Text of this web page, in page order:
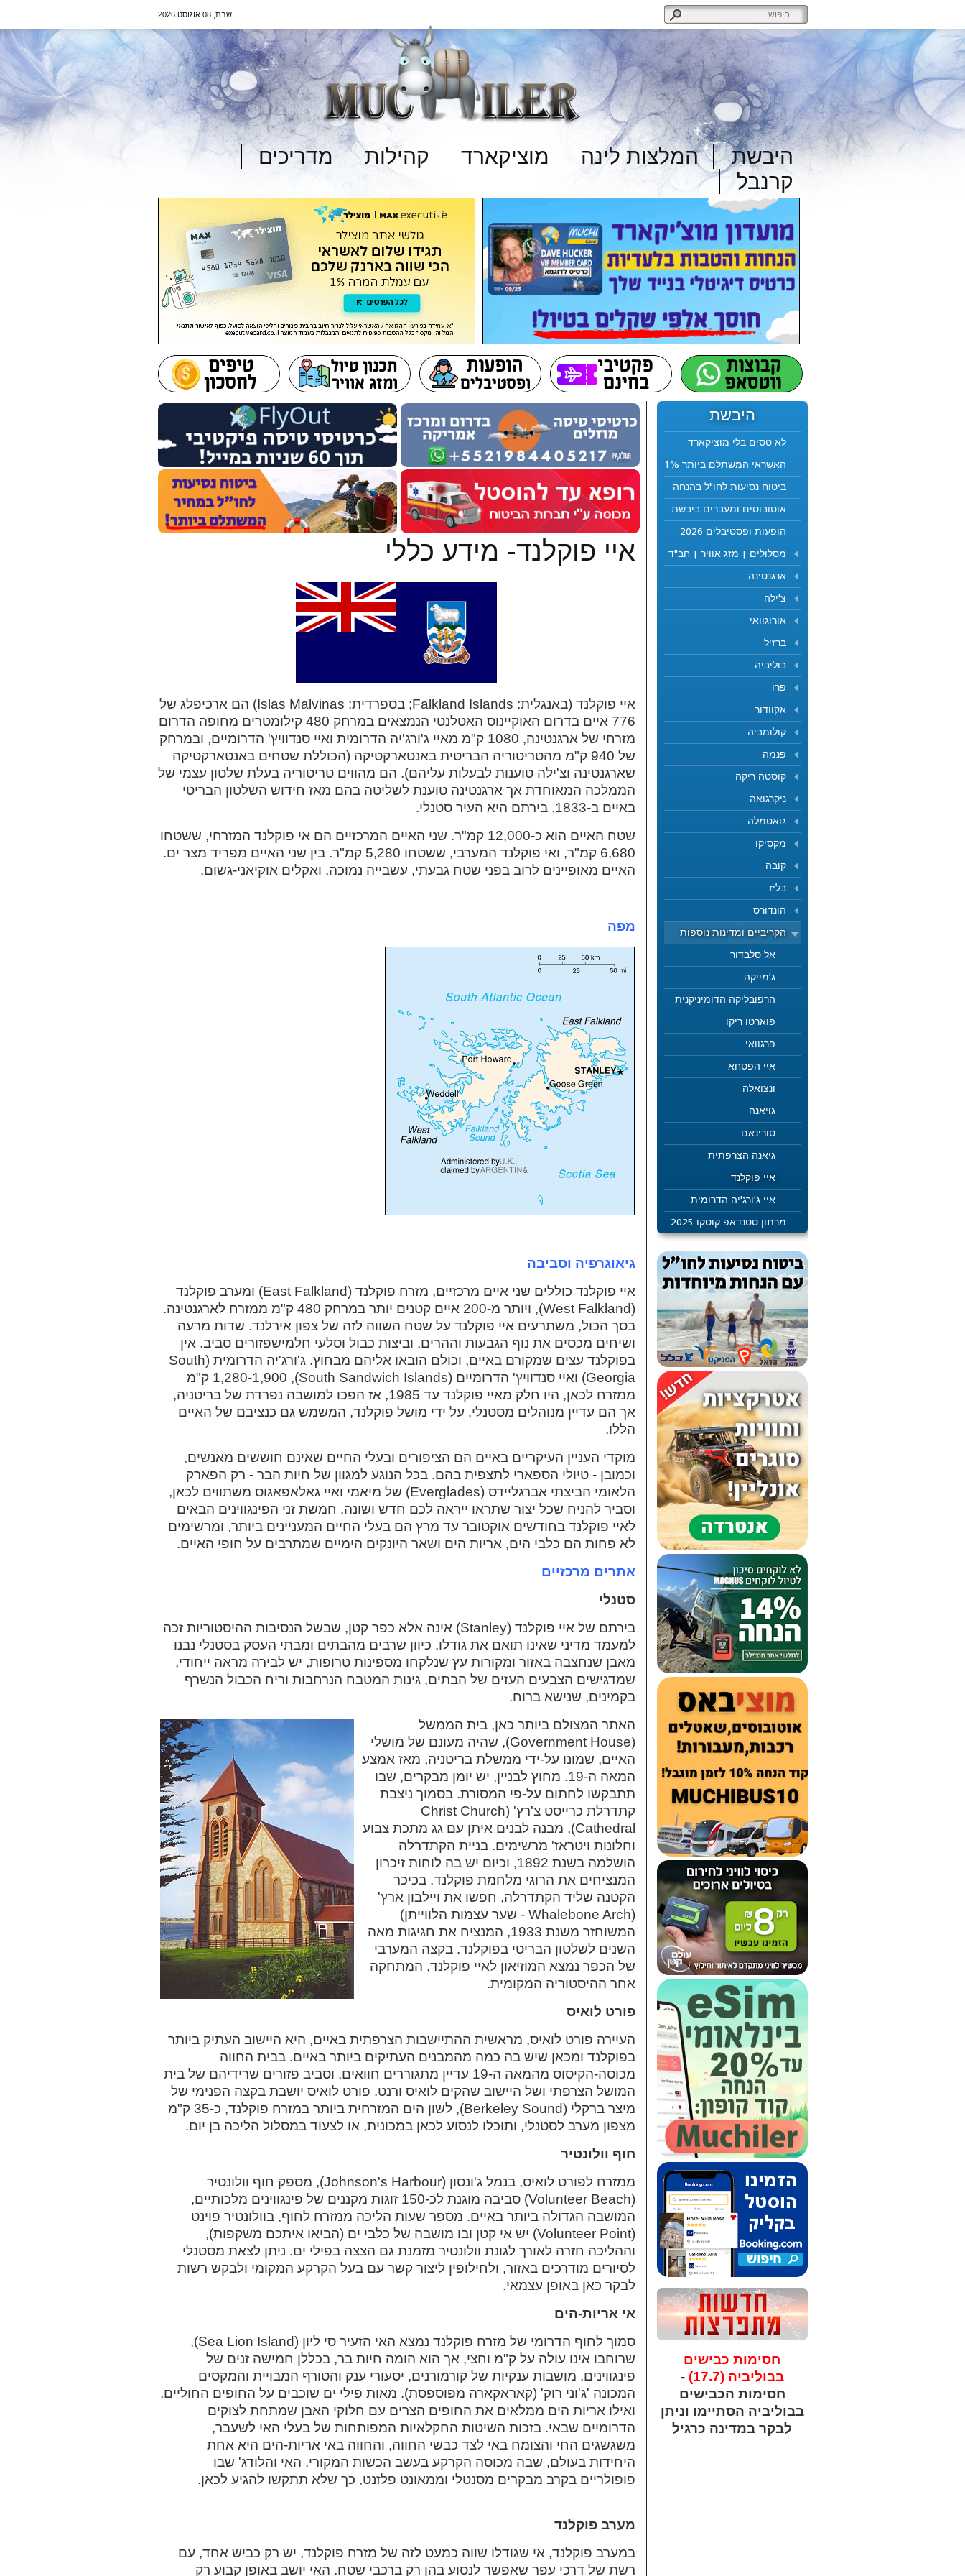
שבת, 08 אוגוסט 2026
היבשת המלצות לינה מוציקארד קהילות
מדריכים
קרנבל
איי פוקלנד- מידע כללי
איי פוקלנד (באנגלית: Falkland Islands; בספרדית: Islas Malvinas) הם ארכיפלג של
776 איים בדרום האוקיינוס האטלנטי הנמצאים במרחק 480 קילומטרים מחופה הדרום
מזרחי של ארגנטינה, 1080 ק"מ מאיי ג'ורג'יה הדרומית ואיי סנדוויץ' הדרומיים, ובמרחק
של 940 ק"מ מהטריטוריה הבריטית באנטארקטיקה (הכוללת שטחים באנטארקטיקה
שארגנטינה וצ'ילה טוענות לבעלות עליהם). הם מהווים טריטוריה בעלת שלטון עצמי של
הממלכה המאוחדת אך ארגנטינה טוענת לשליטה בהם מאז חידוש השלטון הבריטי
באיים ב-1833. בירתם היא העיר סטנלי.
שטח האיים הוא כ-12,000 קמ"ר. שני האיים המרכזיים הם אי פוקלנד המזרחי, ששטחו
6,680 קמ"ר, ואי פוקלנד המערבי, ששטחו 5,280 קמ"ר. בין שני האיים מפריד מצר ים.
האיים מאופיינים לרוב בפני שטח גבעתי, עשבייה נמוכה, ואקלים אוקיאני-גשום.
מפה
גיאוגרפיה וסביבה
איי פוקלנד כוללים שני איים מרכזיים, מזרח פוקלנד (East Falkland) ומערב פוקלנד
(West Falkland), ויותר מ-200 איים קטנים יותר במרחק 480 ק"מ ממזרח לארגנטינה.
בסך הכול, משתרעים איי פוקלנד על שטח השווה לזה של צפון אירלנד. שדות מרעה
ושיחים מכסים את נוף הגבעות וההרים, וביצות כבול וסלעי חלמישפזורים סביב. אין
בפוקלנד עצים שמקורם באיים, וכולם הובאו אליהם מבחוץ. ג'ורג'יה הדרומית (South
Georgia) ואיי סנדוויץ' הדרומיים (South Sandwich Islands), 1,280-1,900 ק"מ
ממזרח לכאן, היו חלק מאיי פוקלנד עד 1985, אז הפכו למושבה נפרדת של בריטניה,
אך הם עדיין מנוהלים מסטנלי, על ידי מושל פוקלנד, המשמש גם כנציבם של האיים
הללו.
מוקדי העניין העיקריים באיים הם הציפורים ובעלי החיים שאינם חוששים מאנשים,
וכמובן - טיולי הספארי לתצפית בהם. בכל הנוגע למגוון של חיות הבר - רק הפארק
הלאומי הביצתי אברגליידס (Everglades) של מיאמי ואיי גאלאפאגוס משתווים לכאן,
וסביר להניח שכל יצור שתראו ייראה לכם חדש ושונה. חמשת זני הפינגווינים הבאים
לאיי פוקלנד בחודשים אוקטובר עד מרץ הם בעלי החיים המעניינים ביותר, ומרשימים
לא פחות הם כלבי הים, אריות הים ושאר היונקים הימיים שמתרבים על חופי האיים.
אתרים מרכזיים
סטנלי
בירתם של איי פוקלנד (Stanley) אינה אלא כפר קטן, שבשל הנסיבות ההיסטוריות זכה
למעמד מדיני שאינו תואם את גודלו. כיוון שרבים מהבתים ומבתי העסק בסטנלי נבנו
מאבן שנחצבה באזור ומקורות עץ שנלקחו מספינות טרופות, יש לבירה מראה ייחודי,
שמדגישים הצבעים העזים של הבתים, גינות המטבח הנרחבות וריח הכבול הנשרף
בקמינים, שנישא ברוח.
האתר המצולם ביותר כאן, בית הממשל
(Government House), שהיה מעונם של מושלי
האיים, שמונו על-ידי ממשלת בריטניה, מאז אמצע
המאה ה-19. מחוץ לבניין, יש יומן מבקרים, שבו
תתבקשו לחתום על-פי המסורת. בסמוך ניצבת
קתדרלת כרייסט צ'רץ' (Christ Church
Cathedral), מבנה לבנים איתן עם גג מתכת צבוע
וחלונות ויטראז' מרשימים. בניית הקתדרלה
הושלמה בשנת 1892, וכיום יש בה לוחות זיכרון
המנציחים את הרוגי מלחמת פוקלנד. בכיכר
הקטנה שליד הקתדרלה, חפשו את ויילבון ארץ'
(Whalebone Arch - שער עצמות הלווייתן)
המשוחזר משנת 1933, המנציח את חגיגות מאה
השנים לשלטון הבריטי בפוקלנד. בקצה המערבי
של הכפר נמצא המוזיאון לאיי פוקלנד, המתחקה
אחר ההיסטוריה המקומית.
פורט לואיס
העיירה פורט לואיס, מראשית ההתיישבות הצרפתית באיים, היא היישוב העתיק ביותר
בפוקלנד ומכאן שיש בה כמה מהמבנים העתיקים ביותר באיים. בבית החווה
מכוסה-הקיסוס מהמאה ה-19 עדיין מתגוררים חוואים, וסביב פזורים שרידיהם של בית
המושל הצרפתי ושל היישוב שהקים לואיס ורנט. פורט לואיס יושבת בקצה הפנימי של
מיצר ברקלי (Berkeley Sound), לשון הים המזרחית ביותר במזרח פוקלנד, כ-35 ק"מ
מצפון מערב לסטנלי, ותוכלו לנסוע לכאן במכונית, או לצעוד במסלול הליכה בן יום.
חוף וולונטיר
ממזרח לפורט לואיס, בנמל ג'ונסון (Johnson's Harbour), מספק חוף וולונטיר
(Volunteer Beach) סביבה מוגנת לכ-150 זוגות מקננים של פינגווינים מלכותיים,
המושבה הגדולה ביותר באיים. מספר שעות הליכה ממזרח לחוף, בוולונטיר פוינט
(Volunteer Point) יש אי קטן ובו מושבה של כלבי ים (הביאו איתכם משקפות),
וההליכה חזרה לאורך לגונת וולונטיר מזמנת גם הצצה בפילי ים. ניתן לצאת מסטנלי
לסיורים מודרכים באזור, ולחילופין ליצור קשר עם בעל הקרקע המקומי ולבקש רשות
לבקר כאן באופן עצמאי.
אי אריות-הים
סמוך לחוף הדרומי של מזרח פוקלנד נמצא האי הזעיר סי ליון (Sea Lion Island),
שרוחבו אינו עולה על ק"מ וחצי, אך הוא הומה חיות בר, בכללן חמישה זנים של
פינגווינים, מושבות ענקיות של קורמורנים, יסעורי ענק והטורף המבויית והמקסים
המכונה 'ג'וני רוק' (קאראקארה מפוספסת). מאות פילי ים שוכבים על החופים החוליים,
ואילו אריות הים ממלאים את החופים הצרים עם חלוקי האבן שמתחת לצוקים
הדרומיים שבאי. בזכות השיטות החקלאיות המפותחות של בעלי האי לשעבר,
משגשגים החי והצומח באי לצד כבשי החווה, והחווה באי אריות-הים היא אחת
היחידות בעולם, שבה מכוסה הקרקע בעשב הכשות המקורי. האי והלודג' שבו
פופולריים בקרב מבקרים מסנטלי וממאונט פלזנט, כך שלא תתקשו להגיע לכאן.
מערב פוקלנד
במערב פוקלנד, אי שגודלו שווה כמעט לזה של מזרח פוקלנד, יש רק כביש אחד, עם
רשת של דרכי עפר שאפשר לנסוע בהן רק ברכבי שטח. האי יושב באופן קבוע רק
היבשת
לא טסים בלי מוציקארד
האשראי המשתלם ביותר 1%
ביטוח נסיעות לחו"ל בהנחה
אוטובוסים ומעברים ביבשת
הופעות ופסטיבלים 2026
מסלולים | מזג אוויר | חב"ד
ארגנטינה
צ'ילה
אורוגוואי
ברזיל
בוליביה
פרו
אקוודור
קולומביה
פנמה
קוסטה ריקה
ניקרגואה
גואטמלה
מקסיקו
קובה
בליז
הונדורס
הקריביים ומדינות נוספות
אל סלבדור
ג'מייקה
הרפובליקה הדומיניקנית
פוארטו ריקו
פרגוואי
איי הפסחא
ונצואלה
גויאנה
סורינאם
גיאנה הצרפתית
איי פוקלנד
איי ג'ורג'יה הדרומית
מרתון סטנדאפ קוסקו 2025
חסימות כבישים
בבוליביה (17.7)
-
חסימות הכבישים
בבוליביה הסתיימו וניתן
לבקר במדינה כרגיל